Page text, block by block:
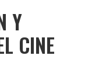
Y
CINE